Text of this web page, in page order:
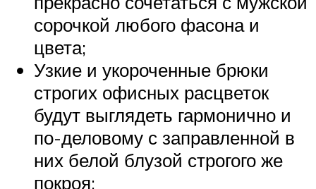
сорочкой любого фасона и
цвета;
Узкие и укороченные брюки
строгих офисных расцветок
будут выглядеть гармонично и
по-деловому с заправленной в
них белой блузой строгого же
покроя;